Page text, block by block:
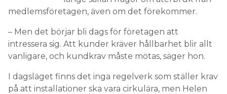
medlemsföretagen, även om det förekommer.
– Men det börjar bli dags för företagen att
intressera sig. Att kunder kräver hållbarhet blir allt
vanligare, och kundkrav måste mötas, säger hon.
I dagsläget finns det inga regelverk som ställer krav
på att installationer ska vara cirkulära, men Helen